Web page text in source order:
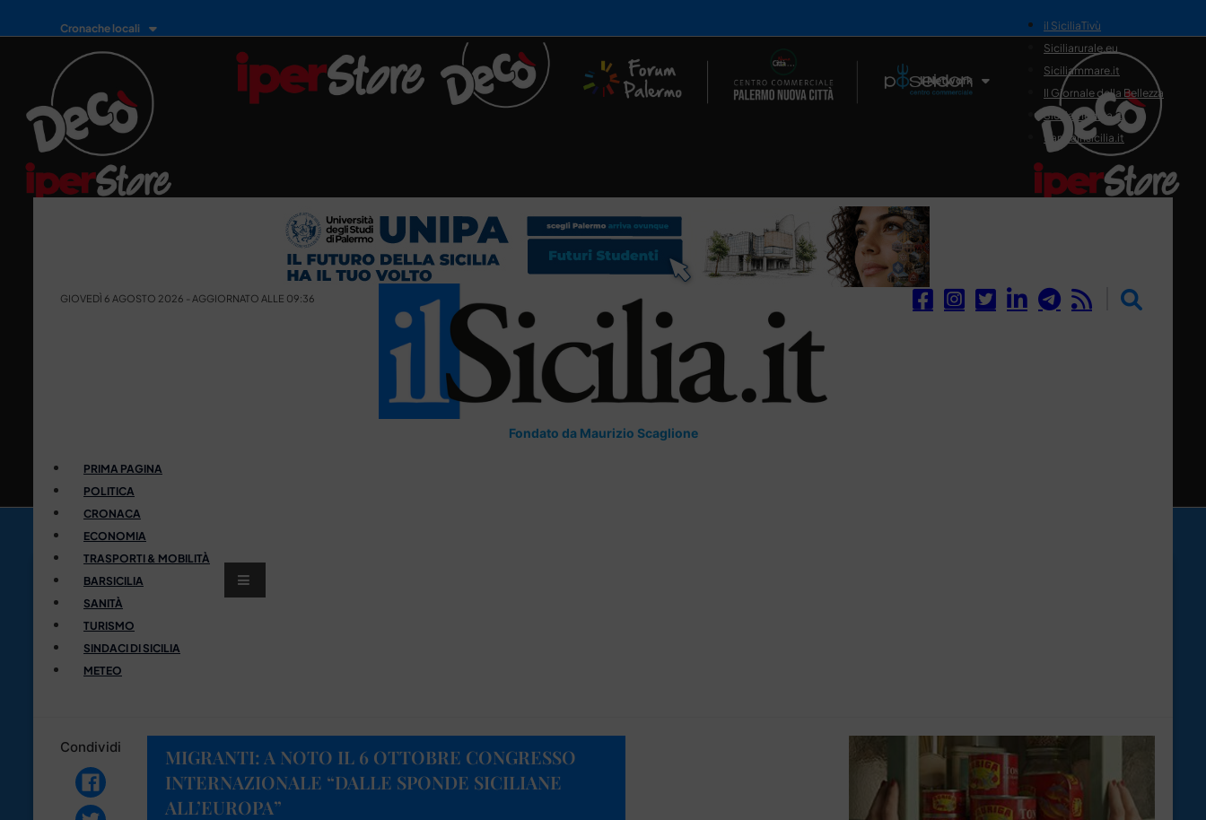
Cronache locali
Il Network
il SiciliaTivù
Siciliarurale.eu
Siciliammare.it
Il Giornale della Bellezza
Siciliamedica.it
Sanitainsicilia.it
GIOVEDÌ 6 AGOSTO 2026 - AGGIORNATO ALLE 09:36
Fondato da Maurizio Scaglione
PRIMA PAGINA
POLITICA
CRONACA
ECONOMIA
TRASPORTI & MOBILITÀ
BARSICILIA
SANITÀ
TURISMO
SINDACI DI SICILIA
METEO
Condividi
MIGRANTI: A NOTO IL 6 OTTOBRE CONGRESSO
INTERNAZIONALE “DALLE SPONDE SICILIANE
ALL’EUROPA”